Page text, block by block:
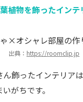
植物を飾ったインテ
出典： https://roomclip.jp
飾ったインテリア
がちです。